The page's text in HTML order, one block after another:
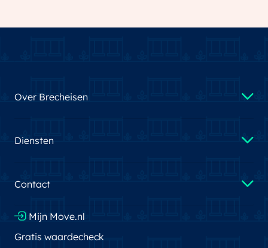
Over Brecheisen
Diensten
Contact
Mijn Move.nl
Gratis waardecheck